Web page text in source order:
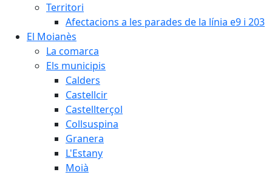
Territori
Afectacions a les parades de la línia e9 i 203
El Moianès
La comarca
Els municipis
Calders
Castellcir
Castellterçol
Collsuspina
Granera
L'Estany
Moià